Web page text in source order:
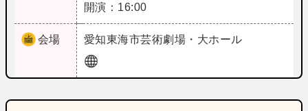
開演：16:00
会場 愛知東海市芸術劇場・大ホール